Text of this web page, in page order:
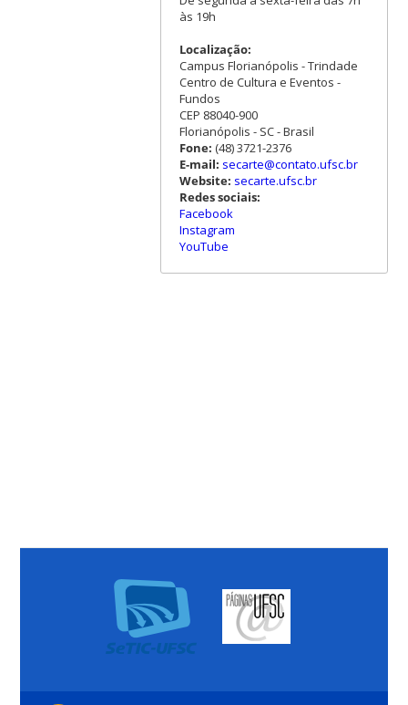
às 19h
Localização:
Campus Florianópolis - Trindade
Centro de Cultura e Eventos -
Fundos
CEP 88040-900
Florianópolis - SC - Brasil
Fone: (48) 3721-2376
E-mail: secarte@contato.ufsc.br
Website: secarte.ufsc.br
Redes sociais:
Facebook
Instagram
YouTube